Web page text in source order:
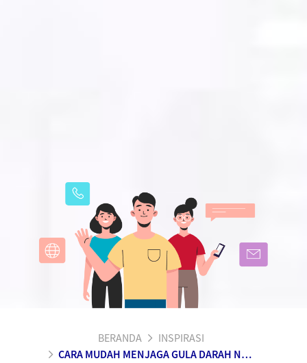
BERANDA
INSPIRASI
CARA MUDAH MENJAGA GULA DARAH NORMAL